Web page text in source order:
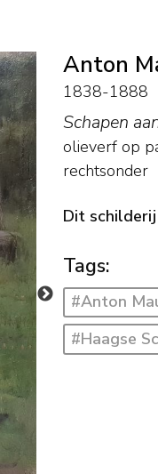
Anton
1838-1888
Schapen
olieverf op
rechtsonder
Dit
Tags:
#Anton
#Haagse